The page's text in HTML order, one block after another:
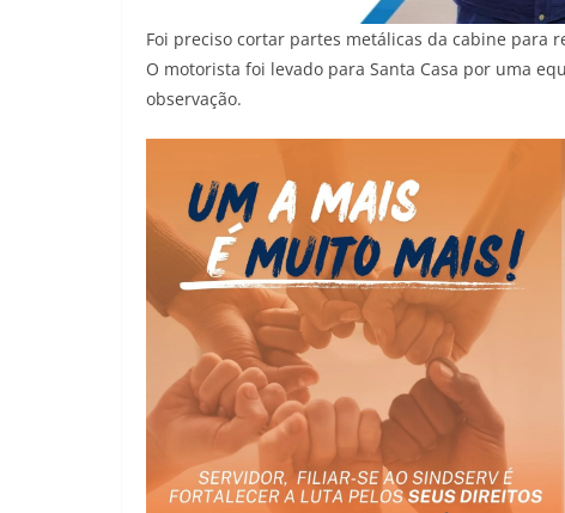
Foi preciso cortar partes metálicas da cabine para
O motorista foi levado para Santa Casa por uma
observação.